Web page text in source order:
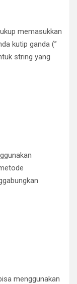
memasukkan
kutip ganda (”
string yang
menggunakan